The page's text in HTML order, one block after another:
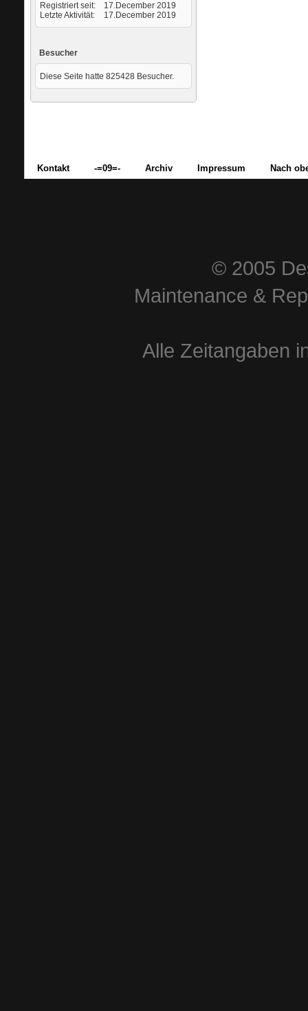
Registriert seit
17.December 2019
Letzte Aktivität
17.December 2019
Besucher
Diese Seite hatte 825428 Besucher.
Kontakt -=09=- Archiv Impressum Nach
© 2005
Maintenance &
Alle Zeitangaben